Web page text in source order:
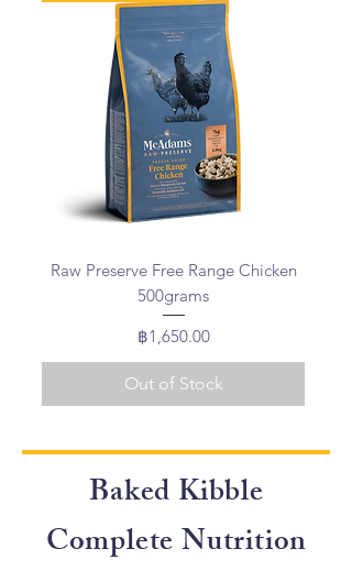
Raw Preserve Free Range Chicken
500grams
Price
฿1,650.00
Out of Stock
Baked Kibble
Complete Nutrition